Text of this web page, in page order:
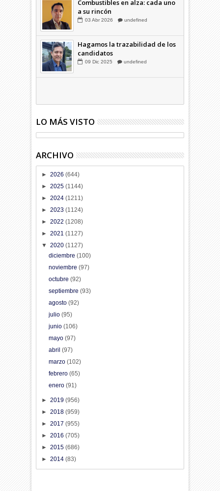
Combustibles en alza: cada uno
2026 undefined
Hagamos la trazabilidad de los
LO MÁS VISTO
ARCHIVO
►2026(644)
►2025(1144)
►2024(1211)
►2023(1124)
►2022(1208)
►2021(1127)
▼2020(1127)
diciembre (100)
noviembre (97)
octubre (92)
septiembre (93)
agosto (92)
julio (95)
junio (106)
mayo (97)
abril (97)
marzo (102)
febrero (65)
enero (91)
►2019(956)
►2018(959)
►2017(955)
►2016(705)
►2015(686)
►2014(83)